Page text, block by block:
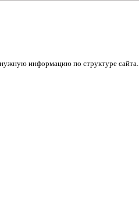
информацию по структуре сайта.